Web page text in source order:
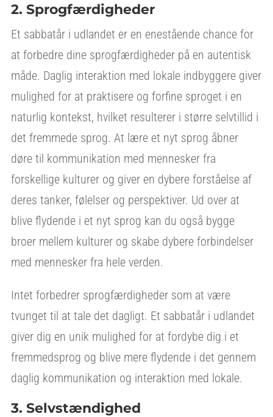
2. Sprogfærdigheder
Et sabbatår i udlandet er en enestående chance for
at forbedre dine sprogfærdigheder på en autentisk
måde. Daglig interaktion med lokale indbyggere giver
mulighed for at praktisere og forfine sproget i en
naturlig kontekst, hvilket resulterer i større selvtillid i
det fremmede sprog. At lære et nyt sprog åbner
døre til kommunikation med mennesker fra
forskellige kulturer og giver en dybere forståelse af
deres tanker, følelser og perspektiver. Ud over at
blive flydende i et nyt sprog kan du også bygge
broer mellem kulturer og skabe dybere forbindelser
med mennesker fra hele verden.
Intet forbedrer sprogfærdigheder som at være
tvunget til at tale det dagligt. Et sabbatår i udlandet
giver dig en unik mulighed for at fordybe dig i et
fremmedsprog og blive mere flydende i det gennem
daglig kommunikation og interaktion med lokale.
3. Selvstændighed